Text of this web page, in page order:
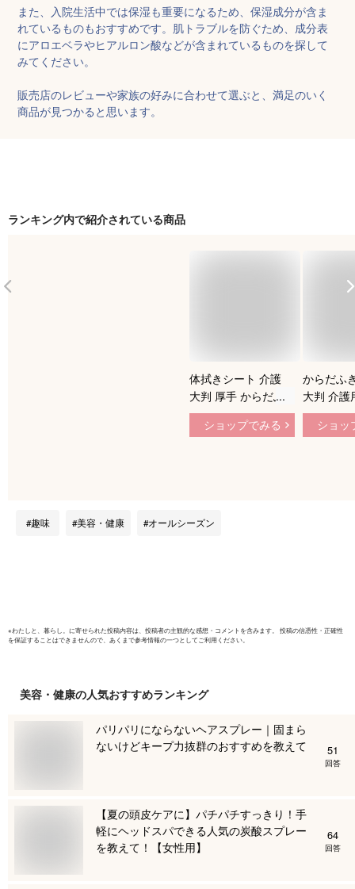
また、入院生活中では保湿も重要になるため、保湿成分が含ま
れているものもおすすめです。肌トラブルを防ぐため、成分表
にアロエベラやヒアルロン酸などが含まれているものを探して
みてください。
販売店のレビューや家族の好みに合わせて選ぶと、満足のいく
商品が見つかると思います。
ランキング内で紹介されている商品
体拭きシート 介護
大判 厚手 からだふ
きタオル 体拭き 濡
れタオル ウエットシ
想い からだふき大判
ショップでみる
からだふ
大判 介護
ェットタ
て 濡れ
ショッ
趣味 美容・健康 オールシーズン
※わたしと、暮らし。 に寄せられた投稿内容は、投稿者の主観的な感想・コメントを含みます。 投稿の信憑性・正確性
を保証することはできませんので、あくまで参考情報の一つとしてご利用ください。
美容・健康の人気おすすめランキング
パリパリにならないヘアスプレー｜固まら
ないけどキープ力抜群のおすすめを教えて
51
回答
【夏の頭皮ケアに】パチパチすっきり！手
軽にヘッドスパできる人気の炭酸スプレー
を教えて！【女性用】
64
回答